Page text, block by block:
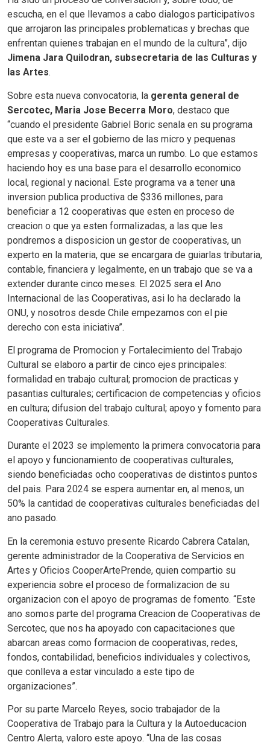
escucha, en el que llevamos a cabo dialogos participativos
que arrojaron las principales problematicas y brechas que
enfrentan quienes trabajan en el mundo de la cultura”, dijo
Jimena Jara Quilodran, subsecretaria de las Culturas y
las Artes.
Sobre esta nueva convocatoria, la gerenta general de
Sercotec, Maria Jose Becerra Moro, destaco que
“cuando el presidente Gabriel Boric senala en su programa
que este va a ser el gobierno de las micro y pequenas
empresas y cooperativas, marca un rumbo. Lo que estamos
haciendo hoy es una base para el desarrollo economico
local, regional y nacional. Este programa va a tener una
inversion publica productiva de $336 millones, para
beneficiar a 12 cooperativas que esten en proceso de
creacion o que ya esten formalizadas, a las que les
pondremos a disposicion un gestor de cooperativas, un
experto en la materia, que se encargara de guiarlas tributaria,
contable, financiera y legalmente, en un trabajo que se va a
extender durante cinco meses. El 2025 sera el Ano
Internacional de las Cooperativas, asi lo ha declarado la
ONU, y nosotros desde Chile empezamos con el pie
derecho con esta iniciativa”.
El programa de Promocion y Fortalecimiento del Trabajo
Cultural se elaboro a partir de cinco ejes principales:
formalidad en trabajo cultural; promocion de practicas y
pasantias culturales; certificacion de competencias y oficios
en cultura; difusion del trabajo cultural; apoyo y fomento para
Cooperativas Culturales.
Durante el 2023 se implemento la primera convocatoria para
el apoyo y funcionamiento de cooperativas culturales,
siendo beneficiadas ocho cooperativas de distintos puntos
del pais. Para 2024 se espera aumentar en, al menos, un
50% la cantidad de cooperativas culturales beneficiadas del
ano pasado.
En la ceremonia estuvo presente Ricardo Cabrera Catalan,
gerente administrador de la Cooperativa de Servicios en
Artes y Oficios CooperArtePrende, quien compartio su
experiencia sobre el proceso de formalizacion de su
organizacion con el apoyo de programas de fomento. “Este
ano somos parte del programa Creacion de Cooperativas de
Sercotec, que nos ha apoyado con capacitaciones que
abarcan areas como formacion de cooperativas, redes,
fondos, contabilidad, beneficios individuales y colectivos,
que conlleva a estar vinculado a este tipo de
organizaciones”.
Por su parte Marcelo Reyes, socio trabajador de la
Cooperativa de Trabajo para la Cultura y la Autoeducacion
Centro Alerta, valoro este apoyo. “Una de las cosas